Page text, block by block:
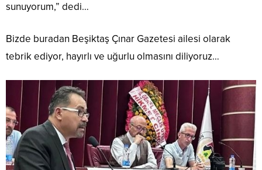
sunuyorum,” dedi…
Bizde buradan Beşiktaş Çınar Gazetesi ailesi olarak
tebrik ediyor, hayırlı ve uğurlu olmasını diliyoruz…